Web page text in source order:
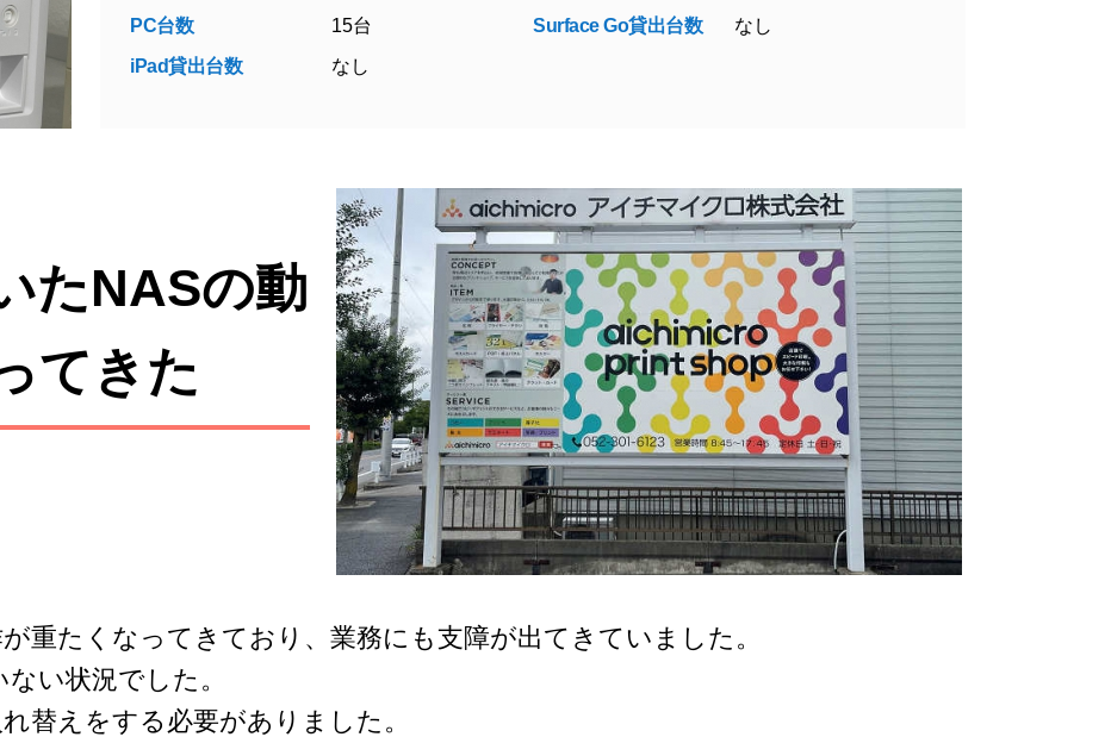
PC台数
15台 Surface Go貸出台数
なし
iPad貸出台数
なし
たNASの動
てきた
重たくなってきており、業務にも支障が出てきていました。
い状況でした。
替えをする必要がありました。